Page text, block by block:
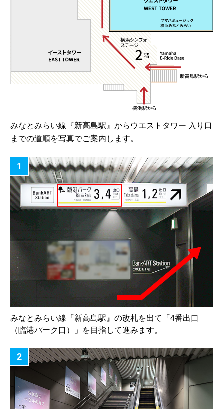
みなとみらい線『新高島駅』からウエストタワー 入り口
までの道順を写真でご案内します。
1
みなとみらい線『新高島駅』の改札を出て「4番出口
（臨港パーク口）」を目指して進みます。
2